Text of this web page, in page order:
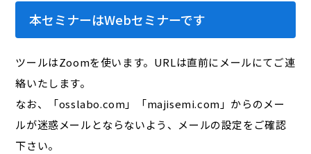
本セミナーはWebセミナーです
ツールはZoomを使います。URLは直前にメールにてご連
絡いたします。
なお、「osslabo.com」「majisemi.com」からのメー
ルが迷惑メールとならないよう、メールの設定をご確認
下さい。